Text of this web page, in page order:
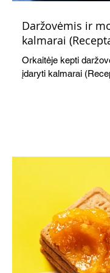
Daržovėmis ir
kalmarai
Orkaitėje kepti
įdaryti kalmarai